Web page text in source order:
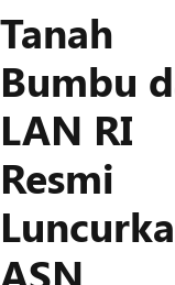
Tanah
Bumbu
LAN RI
Resmi
ASN